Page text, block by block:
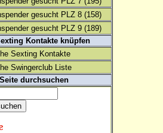
gesucht PLZ 8 (158)
gesucht PLZ 9 (189)
Kontakte knüpfen
Sexting Kontakte
Swingerclub Liste
durchsuchen